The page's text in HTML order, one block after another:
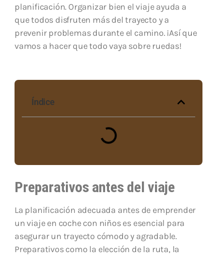
planificación. Organizar bien el viaje ayuda a
que todos disfruten más del trayecto y a
prevenir problemas durante el camino. ¡Así que
vamos a hacer que todo vaya sobre ruedas!
Índice
Preparativos antes del viaje
La planificación adecuada antes de emprender
un viaje en coche con niños es esencial para
asegurar un trayecto cómodo y agradable.
Preparativos como la elección de la ruta, la